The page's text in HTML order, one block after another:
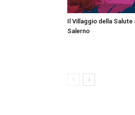
Il Villaggio della Salute
Salerno